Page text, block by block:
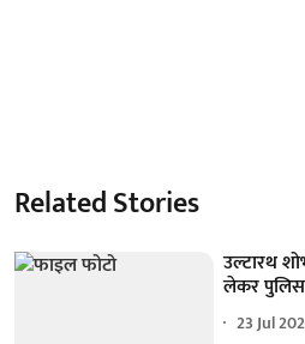
Related Stories
उल्टारथ
लेकर
23 Jul